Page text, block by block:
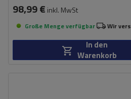
98,99 € inkl. MwSt
Große Menge verfügbar Wir
In den
Warenkorb